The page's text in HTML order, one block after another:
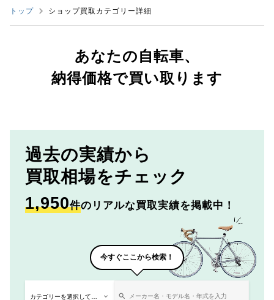
トップ ショップ買取カテゴリー詳細
あなたの自転車、
納得価格で買い取ります
過去の実績から
買取相場をチェック
1,950件のリアルな買取実績を掲載中！
今すぐここから検索！